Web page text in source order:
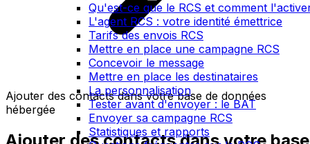
Qu'est-ce que le RCS et comment
L'agent RCS : votre identité émettrice
Tarifs des envois RCS
Mettre en place une campagne RCS
Concevoir le message
Mettre en place les destinataires
La personnalisation
Tester avant d'envoyer : le BAT
Envoyer sa campagne RCS
Statistiques et rapports
Ajouter des contacts dans votre base de données
hébergée